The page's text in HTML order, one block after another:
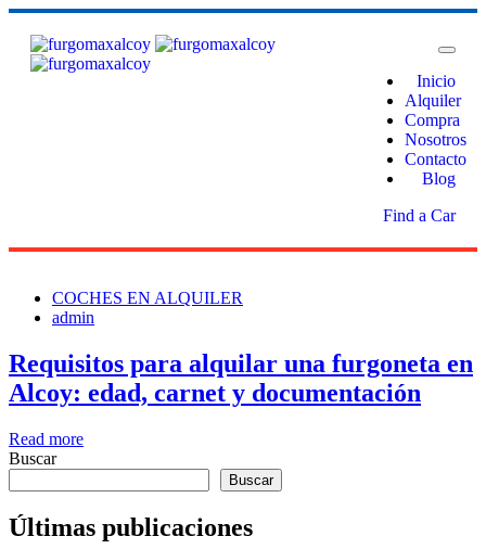
Inicio
Alquiler
Compra
Nosotros
Contacto
Blog
Find a Car
COCHES EN ALQUILER
admin
Requisitos para alquilar una furgoneta en
Alcoy: edad, carnet y documentación
Read more
Buscar
Buscar
Últimas publicaciones